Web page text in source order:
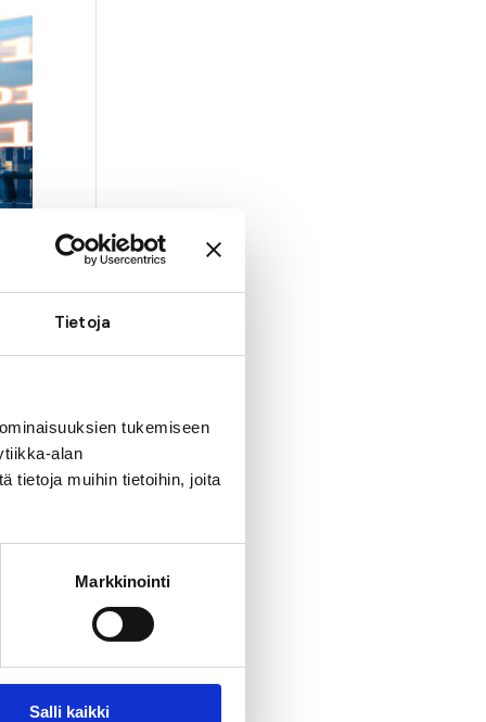
Tietoja
tukemiseen
alan
tietoja muihin tietoihin, joita
Markkinointi
Salli kaikki